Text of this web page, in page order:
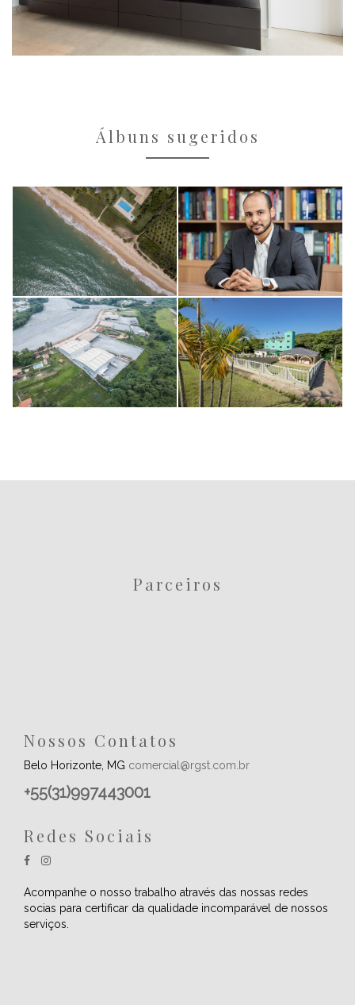
Álbuns sugeridos
imagens
institucionais
GuestHouse
Paradise
imagens
institucionais
Portraits
imagens
institucionais
Quimiplast BH
institucionais
Parque Hotel
Pimonte
Parceiros
Nossos Contatos
Belo Horizonte, MG comercial@rgst.com.br
+55(31)997443001
Redes Sociais
Acompanhe o nosso trabalho através das nossas redes
socias para certificar da qualidade incomparável de nossos
serviços.